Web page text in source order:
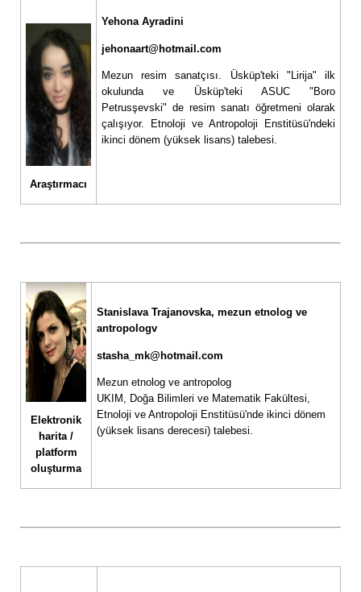
Araştırmacı
Yehona Ayradini
jehonaart@hotmail.com
Mezun resim sanatçısı. Üsküp'teki "Lirija" ilk
okulunda ve Üsküp'teki ASUC "Boro
Petrusşevski" de resim sanatı öğretmeni olarak
çalışıyor. Etnoloji ve Antropoloji Enstitüsü'ndeki
ikinci dönem (yüksek lisans) talebesi.
Elektronik
harita /
platform
oluşturma
Stanislava Trajanovska, mezun etnolog ve
antropologv
stasha_mk@hotmail.com
Mezun etnolog ve antropolog
UKIM, Doğa Bilimleri ve Matematik Fakültesi,
Etnoloji ve Antropoloji Enstitüsü'nde ikinci dönem
(yüksek lisans derecesi) talebesi.